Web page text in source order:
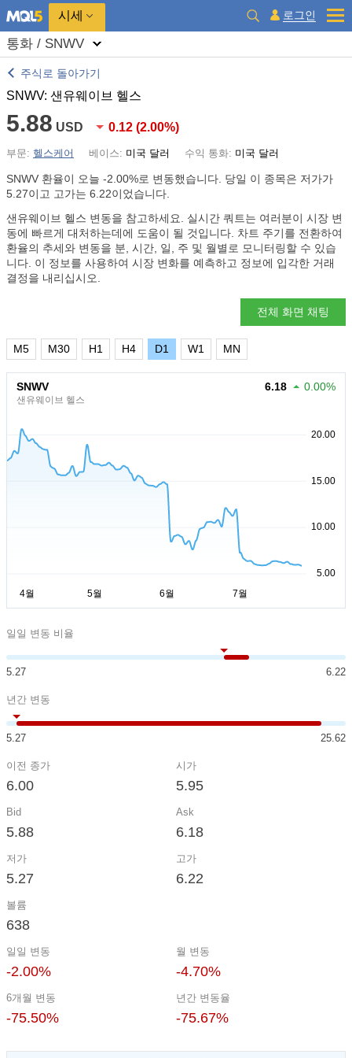
시세 로그인
통화 / SNWV
주식로 돌아가기
SNWV: 샌유웨이브 헬스
5.88 USD 0.12 (2.00%)
부문: 헬스케어 베이스: 미국 달러 수익 통화: 미국 달러
SNWV 환율이 오늘 -2.00%로 변동했습니다. 당일 이 종목은 저가가
5.27이고 고가는 6.22이었습니다.
샌유웨이브 헬스 변동을 참고하세요. 실시간 쿼트는 여러분이 시장 변
동에 빠르게 대처하는데에 도움이 될 것입니다. 차트 주기를 전환하여
환율의 추세와 변동을 분, 시간, 일, 주 및 월별로 모니터링할 수 있습
니다. 이 정보를 사용하여 시장 변화를 예측하고 정보에 입각한 거래
결정을 내리십시오.
전체 화면 채팅
M5 M30 H1 H4 D1 W1 MN
SNWV
샌유웨이브 헬스
6.18 0.00%
일일 변동 비율
5.27 6.22
년간 변동
5.27 25.62
이전 종가
6.00
시가
5.95
Bid
5.88
Ask
6.18
저가
5.27
고가
6.22
볼륨
638
일일 변동
-2.00%
월 변동
-4.70%
6개월 변동
-75.50%
년간 변동율
-75.67%